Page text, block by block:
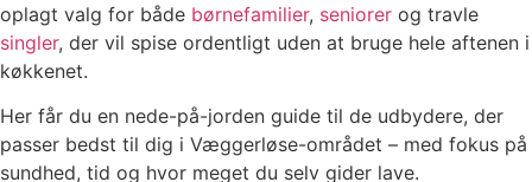
oplagt valg for både børnefamilier, seniorer og travle
singler, der vil spise ordentligt uden at bruge hele aftenen i
køkkenet.
Her får du en nede-på-jorden guide til de udbydere, der
passer bedst til dig i Væggerløse-området – med fokus på
sundhed, tid og hvor meget du selv gider lave.